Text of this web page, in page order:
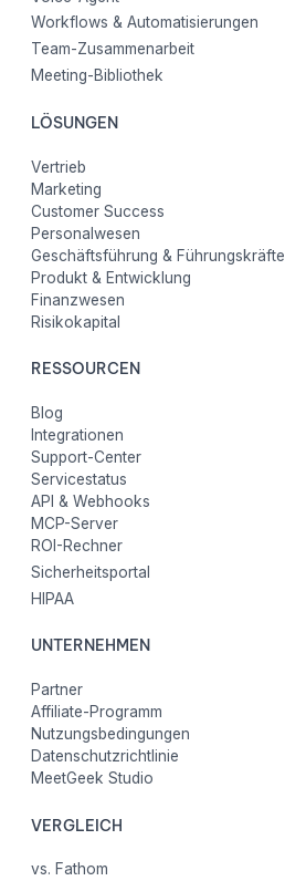
Workflows & Automatisierungen
Team-Zusammenarbeit
Meeting-Bibliothek
LÖSUNGEN
Vertrieb
Marketing
Customer Success
Personalwesen
Geschäftsführung & Führungskräfte
Produkt & Entwicklung
Finanzwesen
Risikokapital
RESSOURCEN
Blog
Integrationen
Support-Center
Servicestatus
API & Webhooks
MCP-Server
ROI-Rechner
Sicherheitsportal
HIPAA
UNTERNEHMEN
Partner
Affiliate-Programm
Nutzungsbedingungen
Datenschutzrichtlinie
MeetGeek Studio
VERGLEICH
vs. Fathom